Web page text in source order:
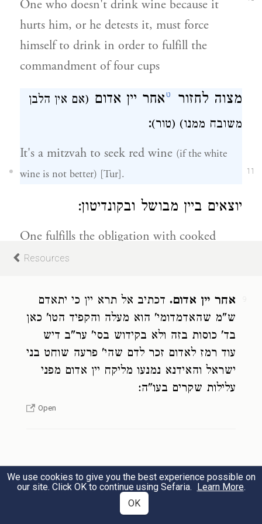
One who doesn't drink wine because it
hurts him, or he detests it, must force
himself to drink in order to fulfill the
commandment of four cups
11
מצוה לחזור טאחר יין אדום (אם אין הלבן
משובח ממנו) (טור):
It's a mitzvah to seek red wine (if the white
wine is not better) [Tur].
יוצאים ביין מבושל ובקונדיטון:
One fulfills the obligation with cooked
wine and with confectionery
עני המתפרנס מן הצדקה
מלבושו או ילוה או ישכיר עצמולד'
כוסות:
Even a poor person who is sustained
through charity must sell his clothing or sell
or rent himself in order to buy wine for the
גם הנשים חייבות בארבע כוסות ובכל
מצות הנוהגות באותו לילה:
Women are also obligated in the four cups
Resources
אחר יין אדום. דכתיב אל תרא יין כי יתאדם
ש"מ שהאדמדומי' הוא מעלה והקפיד הטו' כאן
בד' כוסות בזה ולא בקידוש בסי' ער"ב דיש
עוד רמז לאדום זכר לדם שהי' פרעה שוחט בני
ישראל והאידנא נמנעו מליקח יין אדום מפני
עלילות שקרים בעו"ה:
Open
We use cookies to give you the best experience possible on
our site. Click OK to continue using Sefaria. Learn More.
OK